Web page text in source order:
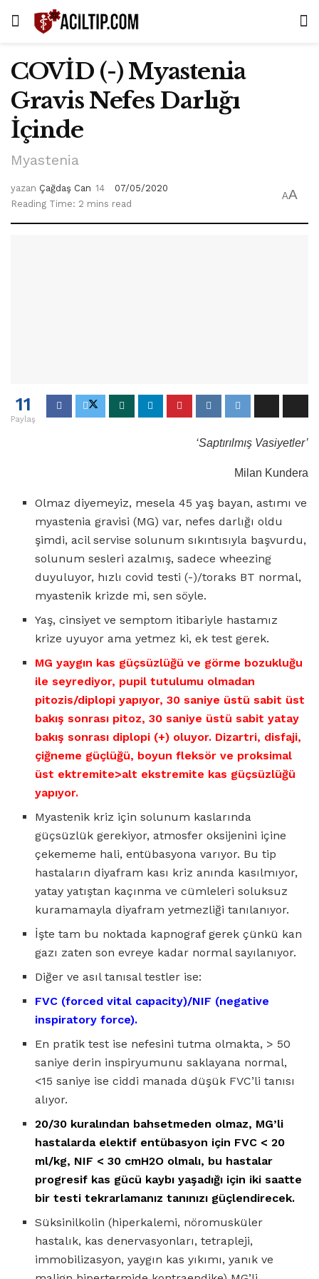
COVİD (-) Myastenia
Gravis Nefes Darlığı
İçinde
Myastenia
yazan Çağdaş Can
07/05/2020
Reading Time: 2 mins read
AA
11
Paylaş
‘Saptırılmış Vasiyetler’
Milan Kundera
Olmaz diyemeyiz, mesela 45 yaş bayan, astımı ve
myastenia gravisi (MG) var, nefes darlığı oldu
şimdi, acil servise solunum sıkıntısıyla başvurdu,
solunum sesleri azalmış, sadece wheezing
duyuluyor, hızlı covid testi (-)/toraks BT normal,
myastenik krizde mi, sen söyle.
Yaş, cinsiyet ve semptom itibariyle hastamız
krize uyuyor ama yetmez ki, ek test gerek.
MG yaygın kas güçsüzlüğü ve görme bozukluğu
ile seyrediyor, pupil tutulumu olmadan
pitozis/diplopi yapıyor, 30 saniye üstü sabit üst
bakış sonrası pitoz, 30 saniye üstü sabit yatay
bakış sonrası diplopi (+) oluyor. Dizartri, disfaji,
çiğneme güçlüğü, boyun fleksör ve proksimal
üst ektremite>alt ekstremite kas güçsüzlüğü
yapıyor.
Myastenik kriz için solunum kaslarında
güçsüzlük gerekiyor, atmosfer oksijenini içine
çekememe hali, entübasyona varıyor. Bu tip
hastaların diyafram kası kriz anında kasılmıyor,
yatay yatıştan kaçınma ve cümleleri soluksuz
kuramamayla diyafram yetmezliği tanılanıyor.
İşte tam bu noktada kapnograf gerek çünkü kan
gazı zaten son evreye kadar normal sayılanıyor.
Diğer ve asıl tanısal testler ise:
FVC (forced vital capacity)/NIF (negative
inspiratory force).
En pratik test ise nefesini tutma olmakta, > 50
saniye derin inspiryumunu saklayana normal,
<15 saniye ise ciddi manada düşük FVC’li tanısı
alıyor.
20/30 kuralından bahsetmeden olmaz, MG’li
hastalarda elektif entübasyon için FVC < 20
ml/kg, NIF < 30 cmH2O olmalı, bu hastalar
progresif kas gücü kaybı yaşadığı için iki saatte
bir testi tekrarlamanız tanınızı güçlendirecek.
Süksinilkolin (hiperkalemi, nöromusküler
hastalık, kas denervasyonları, tetrapleji,
immobilizasyon, yaygın kas yıkımı, yanık ve